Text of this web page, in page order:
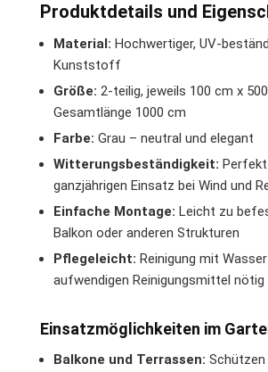
Produktdetails und
Material: Hochwertiger, UV-
Kunststoff
Größe: 2-teilig, jeweils 100 cm x
Gesamtlänge 1000 cm
Farbe: Grau – neutral und elegant
Witterungsbeständigkeit:
ganzjährigen Einsatz bei Wind und
Einfache Montage: Leicht zu
Balkon oder anderen Strukturen
Pflegeleicht: Reinigung mit
aufwendigen Reinigungsmittel nötig
Einsatzmöglichkeiten im
Balkone und Terrassen: